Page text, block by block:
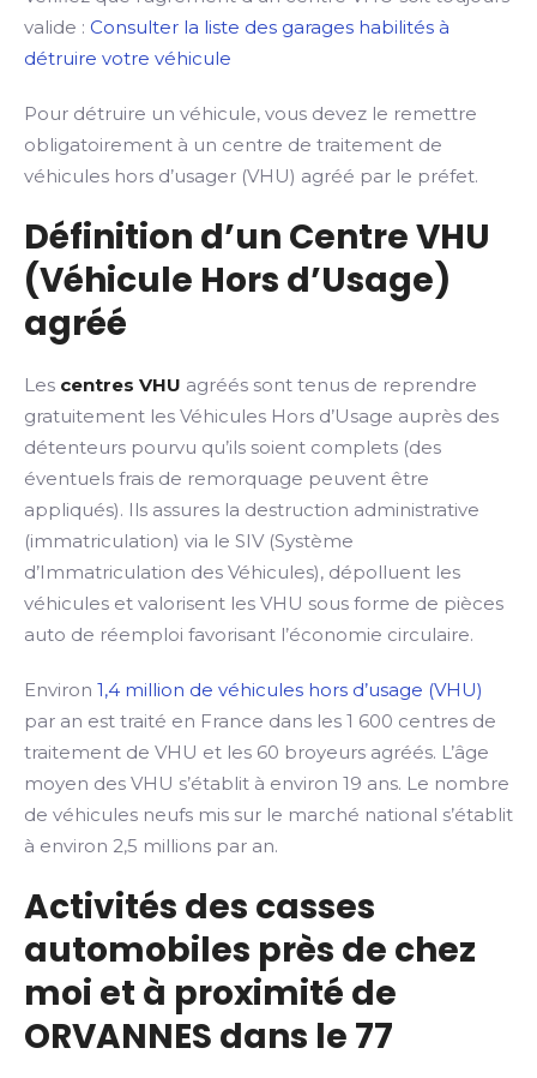
valide : Consulter la liste des garages habilités à
détruire votre véhicule
Pour détruire un véhicule, vous devez le remettre
obligatoirement à un centre de traitement de
véhicules hors d’usager (VHU) agréé par le préfet.
Définition d’un Centre VHU
(Véhicule Hors d’Usage)
agréé
Les centres VHU agréés sont tenus de reprendre
gratuitement les Véhicules Hors d’Usage auprès des
détenteurs pourvu qu’ils soient complets (des
éventuels frais de remorquage peuvent être
appliqués). Ils assures la destruction administrative
(immatriculation) via le SIV (Système
d’Immatriculation des Véhicules), dépolluent les
véhicules et valorisent les VHU sous forme de pièces
auto de réemploi favorisant l’économie circulaire.
Environ 1,4 million de véhicules hors d’usage (VHU)
par an est traité en France dans les 1 600 centres de
traitement de VHU et les 60 broyeurs agréés. L’âge
moyen des VHU s’établit à environ 19 ans. Le nombre
de véhicules neufs mis sur le marché national s’établit
à environ 2,5 millions par an.
Activités des casses
automobiles près de chez
moi et à proximité de
ORVANNES dans le 77